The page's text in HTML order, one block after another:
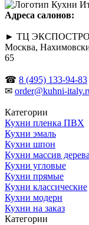
Адреса салонов:
► ТЦ
Москва,
65
☎ 8 (495) 133-94-83
✉ order@kuhni-
Категории
Кухни пленка ПВХ
Кухни эмаль
Кухни шпон
Кухни массив дерева
Кухни угловые
Кухни прямые
Кухни классические
Кухни модерн
Кухни на заказ
Категории